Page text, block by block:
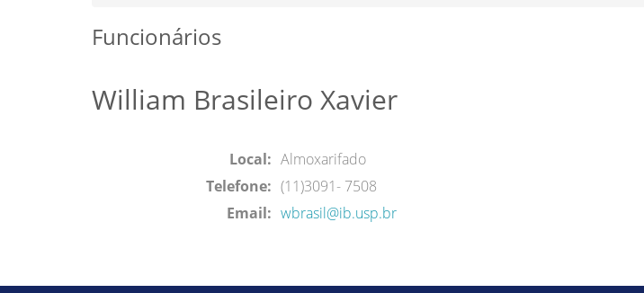
Funcionários
William Brasileiro Xavier
Local: Almoxarifado
Telefone: (11)3091- 7508
Email: wbrasil@ib.usp.br